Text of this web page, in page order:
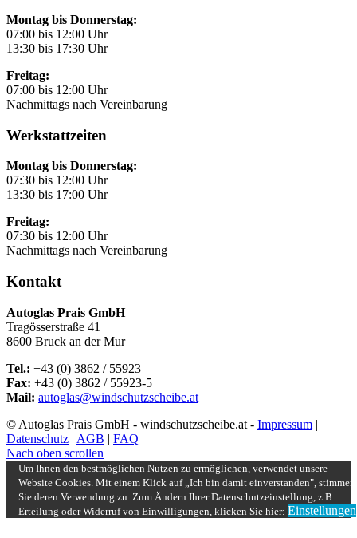
Montag bis Donnerstag:
07:00 bis 12:00 Uhr
13:30 bis 17:30 Uhr
Freitag:
07:00 bis 12:00 Uhr
Nachmittags nach Vereinbarung
Werkstattzeiten
Montag bis Donnerstag:
07:30 bis 12:00 Uhr
13:30 bis 17:00 Uhr
Freitag:
07:30 bis 12:00 Uhr
Nachmittags nach Vereinbarung
Kontakt
Autoglas Prais GmbH
Tragösserstraße 41
8600 Bruck an der Mur
Tel.: +43 (0) 3862 / 55923
Fax: +43 (0) 3862 / 55923-5
Mail: autoglas@windschutzscheibe.at
© Autoglas Prais GmbH - windschutzscheibe.at - Impressum |
Datenschutz | AGB | FAQ
Nach oben scrollen
Um Ihnen den bestmöglichen Nutzen zu ermöglichen, verwendet unsere
Website Cookies. Mit einem Klick auf „Ich bin damit einverstanden", stimmen
Sie deren Verwendung zu. Zum Ändern Ihrer Datenschutzeinstellung, z.B.
Erteilung oder Widerruf von Einwilligungen, klicken Sie hier: Einstellungen